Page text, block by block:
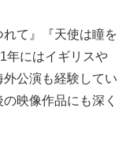
て』『天使は瞳を
年にはイギリスや
公演も経験してい
映像作品にも深く